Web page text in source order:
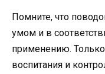
Помните, что
умом и в
применению.
воспитания и